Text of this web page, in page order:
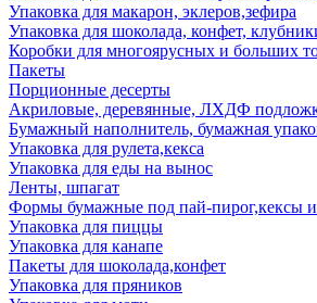
Упаковка для макарон, эклеров,зефира
Упаковка для шоколада, конфет,
Коробки для многоярусных и больших
Пакеты
Порционные десерты
Акриловые, деревянные, ЛХДФ
Бумажный наполнитель, бумажная
Упаковка для рулета,кекса
Упаковка для еды на вынос
Ленты, шпагат
Формы бумажные под пай-пирог,кексы
Упаковка для пиццы
Упаковка для канапе
Пакеты для шоколада,конфет
Упаковка для пряников